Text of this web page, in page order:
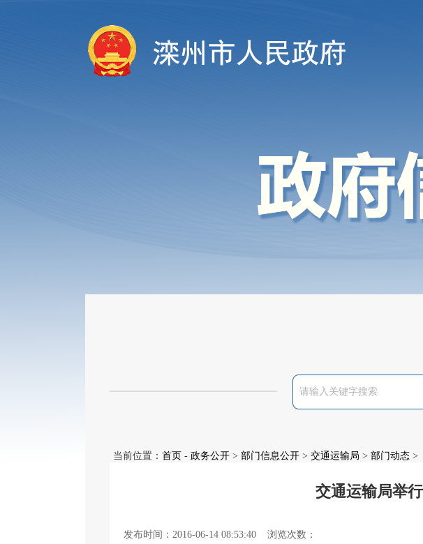
当前位置： 首页 - 政务公开 > 部门信息公开 > 交通运输局 > 部门动态 >
交通运输局举
发布时间：2016-06-14 08:53:40 浏览次数：